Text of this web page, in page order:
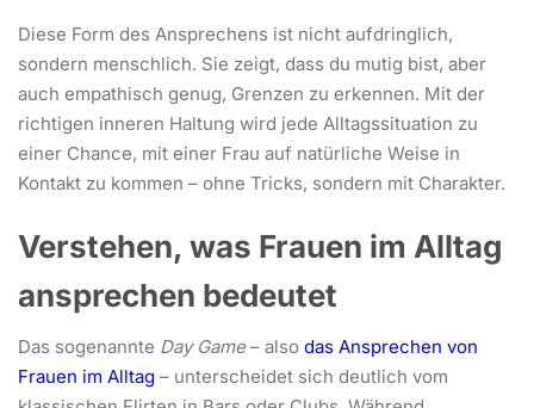
Diese Form des Ansprechens ist nicht aufdringlich,
sondern menschlich. Sie zeigt, dass du mutig bist, aber
auch empathisch genug, Grenzen zu erkennen. Mit der
richtigen inneren Haltung wird jede Alltagssituation zu
einer Chance, mit einer Frau auf natürliche Weise in
Kontakt zu kommen – ohne Tricks, sondern mit Charakter.
Verstehen, was Frauen im Alltag
ansprechen bedeutet
Das sogenannte Day Game– also das Ansprechen von
Frauen im Alltag – unterscheidet sich deutlich vom